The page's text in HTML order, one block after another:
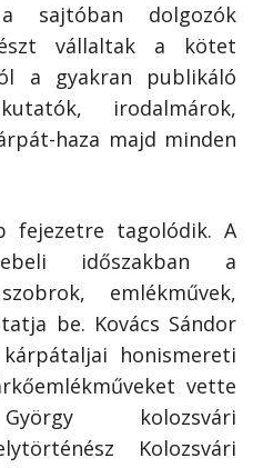
sajtóban dolgozók
vállaltak a kötet
a gyakran publikáló
irodalmárok,
haza majd minden
tagolódik. A
időszakban a
emlékművek,
be. Kovács Sándor
honismereti
vette
kolozsvári
Kolozsvári